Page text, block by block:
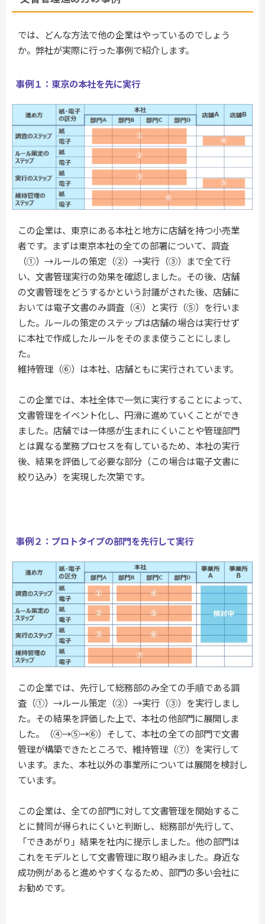
では、どんな方法で他の企業はやっているのでしょう
か。弊社が実際に行った事例で紹介します。
事例１：東京の本社を先に実行
この企業は、東京にある本社と地方に店舗を持つ小売業
者です。まずは東京本社の全ての部署について、調査
（①）→ルールの策定（②）→実行（③）まで全て行
い、文書管理実行の効果を確認しました。その後、店舗
の文書管理をどうするかという討議がされた後、店舗に
おいては電子文書のみ調査（④）と実行（⑤）を行いま
した。ルールの策定のステップは店舗の場合は実行せず
に本社で作成したルールをそのまま使うことにしまし
た。
維持管理（⑥）は本社、店舗ともに実行されています。
この企業では、本社全体で一気に実行することによって、
文書管理をイベント化し、円滑に進めていくことができ
ました。店舗では一体感が生まれにくいことや管理部門
とは異なる業務プロセスを有しているため、本社の実行
後、結果を評価して必要な部分（この場合は電子文書に
絞り込み）を実現した次第です。
事例２：プロトタイプの部門を先行して実行
この企業では、先行して総務部のみ全ての手順である調
査（①）→ルール策定（②）→実行（③）を実行しまし
た。その結果を評価した上で、本社の他部門に展開しま
した。（④→⑤→⑥）そして、本社の全ての部門で文書
管理が構築できたところで、維持管理（⑦）を実行して
います。また、本社以外の事業所については展開を検討し
ています。
この企業は、全ての部門に対して文書管理を開始するこ
とに賛同が得られにくいと判断し、総務部が先行して、
「できあがり」結果を社内に提示しました。他の部門は
これをモデルとして文書管理に取り組みました。身近な
成功例があると進めやすくなるため、部門の多い会社に
お勧めです。